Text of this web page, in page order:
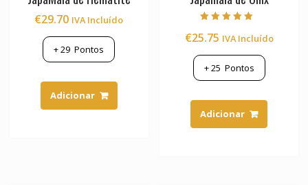
€29.70 IVA Incluído
+29 Pontos
Adicionar
5.00
€25.75 IVA Incluído
+25 Pontos
Adicionar